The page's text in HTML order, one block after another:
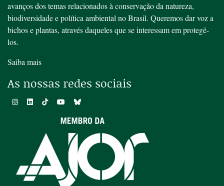
avanços dos temas relacionados à conservação da natureza,
biodiversidade e política ambiental no Brasil. Queremos dar voz a
bichos e plantas, através daqueles que se interessam em protegê-
los.
Saiba mais
As nossas redes sociais